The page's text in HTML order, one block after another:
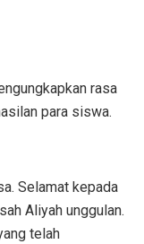
rasa
para siswa.
Selamat kepada
Aliyah unggulan.
telah